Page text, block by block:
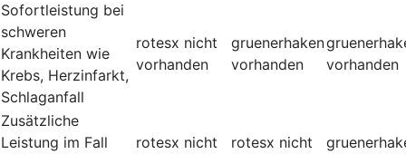
Sofortleistung bei
schweren
Krankheiten wie
Krebs, Herzinfarkt,
Schlaganfall
rotesx nicht
vorhanden
gruenerhaken
vorhanden
vorhanden
Zusätzliche
Leistung im Fall
rotesx nicht
rotesx nicht